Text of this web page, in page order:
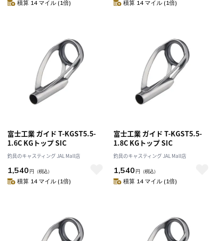
積算 14 マイル (1倍) 積算 14 マイル (1倍)
富士工業 ガイド T-KGST5.5-
1.6C KGトップ SIC
釣具のキャスティング JAL Mall店
1,540 円 （税込）
積算 14 マイル (1倍)
富士工業 ガイド T-KGST5.5-
1.8C KGトップ SIC
釣具のキャスティング JAL Mall店
1,540 円 （税込）
積算 14 マイル (1倍)